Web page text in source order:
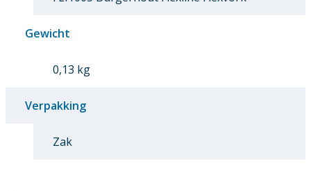
Gewicht
0,13 kg
Verpakking
Zak